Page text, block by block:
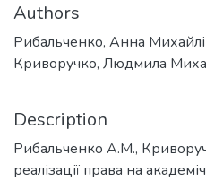
Authors
Рибальченко, Анна
Криворучко, Людмила
Description
Рибальченко А.М.,
реалізації права на